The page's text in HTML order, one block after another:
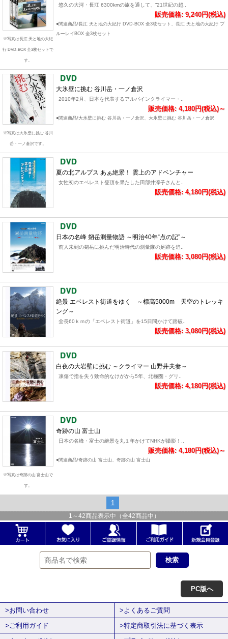
※写真は長江 天と地の大紀
行 DVD-BOX 全3枚セットで
す。
悠久の大河・長江 6300kmの旅を通して、“21世紀の超..
販売価格: 9,240円(税込)
●関連商品/長江 天と地の大紀行 DVD-BOX 全3枚セット、長江 天と地の大紀行 ブ
ルーレイBOX 全3枚セット
※写真は大氷壁に挑む 谷川
岳・一ノ倉沢です。
大氷壁に挑む 谷川岳・一ノ倉沢
2010年2月、日本を代表するアルパインクライマー・..
販売価格: 4,180円(税込)～
●関連商品/大氷壁に挑む 谷川岳・一ノ倉沢、大氷壁に挑む 谷川岳・一ノ倉沢
夏の北アルプス あぁ絶景！ 雲上のアドベンチャー
女性初のエベレスト登頂を果たした田部井淳子さんと..
販売価格: 4,180円(税込)
日本の名峰 剱岳測量物語 ～明治40年“点の記”～
前人未到の剱岳に挑んだ明治時代の測量隊の足跡を追..
販売価格: 3,080円(税込)
絶景 エベレスト街道をゆく ～標高5000m 天空のトレッキ
ング～
全長60ｋｍの「エベレスト街道」を15日間かけて踏破..
販売価格: 3,080円(税込)
白夜の大岩壁に挑む ～クライマー 山野井夫妻～
凍傷で指を失う致命的なけがから5年、北極圏・グリ..
販売価格: 4,180円(税込)
※写真は奇跡の山 富士山で
す。
奇跡の山 富士山
日本の名峰・富士の絶景を丸１年かけてNHKが撮影！..
販売価格: 4,180円(税込)～
●関連商品/奇跡の山 富士山、奇跡の山 富士山
1
1 ～ 42商品表示中（全42商品中）
PC版へ
>お問い合わせ
>よくあるご質問
>ご利用ガイド
>特定商取引法に基づく表示